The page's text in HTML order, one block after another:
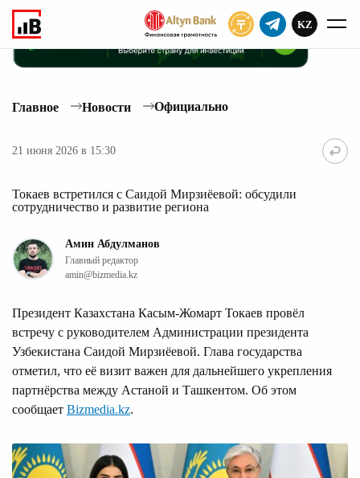
KZ
Главное Новости Официально
21 июня 2026 в 15:30
Токаев встретился с Саидой Мирзиёевой: обсудили
сотрудничество и развитие региона
Амин Абдулманов
Главный редактор
amin@bizmedia.kz
Президент Казахстана Касым-Жомарт Токаев провёл
встречу с руководителем Администрации президента
Узбекистана Саидой Мирзиёевой. Глава государства
отметил, что её визит важен для дальнейшего укрепления
партнёрства между Астаной и Ташкентом. Об этом
сообщает Bizmedia.kz.